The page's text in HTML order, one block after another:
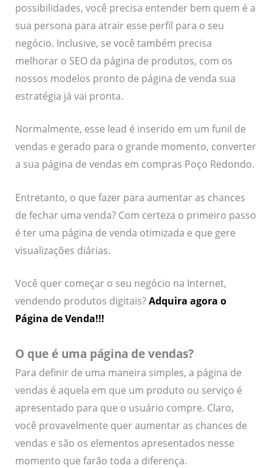
possibilidades, você precisa entender bem quem é a
sua persona para atrair esse perfil para o seu
negócio. Inclusive, se você também precisa
melhorar o SEO da página de produtos, com os
nossos modelos pronto de página de venda sua
estratégia já vai pronta.
Normalmente, esse lead é inserido em um funil de
vendas e gerado para o grande momento, converter
a sua página de vendas em compras Poço Redondo.
Entretanto, o que fazer para aumentar as chances
de fechar uma venda? Com certeza o primeiro passo
é ter uma página de venda otimizada e que gere
visualizações diárias.
Você quer começar o seu negócio na Internet,
vendendo produtos digitais?Adquira agora o
Página de Venda!!!
O que é uma página de vendas?
Para definir de uma maneira simples, a página de
vendas é aquela em que um produto ou serviço é
apresentado para que o usuário compre. Claro,
você provavelmente quer aumentar as chances de
vendas e são os elementos apresentados nesse
momento que farão toda a diferença.